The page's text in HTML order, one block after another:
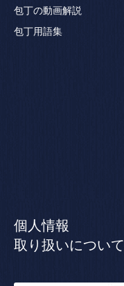
包丁の動画解説
包丁用語集
個人情報
取り扱いについて